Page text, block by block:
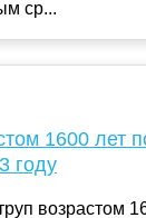
ср...
1600 лет
году
возрастом